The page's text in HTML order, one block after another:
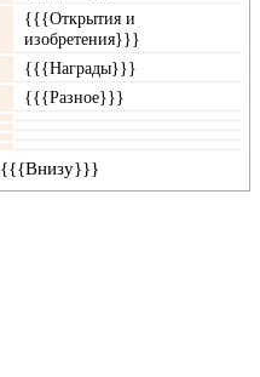
{{{Открытия и
изобретения}}}
{{{Награды}}}
{{{Разное}}}
{{{Внизу}}}